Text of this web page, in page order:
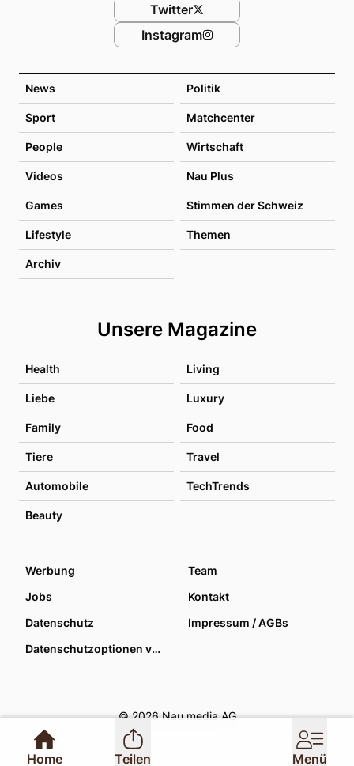
News Politik
Sport Matchcenter
People Wirtschaft
Videos Nau Plus
Games Stimmen der Schweiz
Lifestyle Themen
Archiv
Unsere Magazine
Health Living
Liebe Luxury
Family Food
Tiere Travel
Automobile TechTrends
Beauty
Twitter
Instagram
Werbung
Team
Jobs
Kontakt
Datenschutz
Impressum / AGBs
Datenschutzoptionen verwalten
© 2026 Nau media AG
Home Teilen Menü